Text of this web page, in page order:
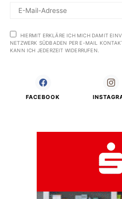
HIERMIT ERKLÄRE ICH MICH DAMIT
NETZWERK SÜDBADEN PER E-MAIL
KANN ICH JEDERZEIT WIDERRUFEN.
FACEBOOK